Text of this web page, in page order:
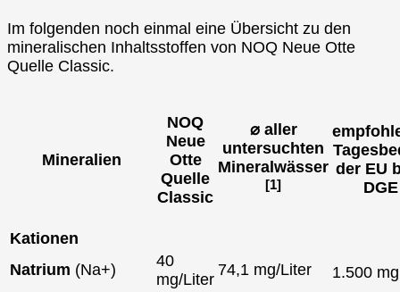
Im folgenden noch einmal eine Übersicht zu den
mineralischen Inhaltsstoffen von NOQ Neue Otte
Quelle Classic.
Mineralien
NOQ
Neue
Otte
Quelle
Classic
⌀ aller
untersuchten
Mineralwässer
[1]
der EU
DGE
Kationen
Natrium (Na+)
40
mg/Liter
74,1 mg/Liter 1.500